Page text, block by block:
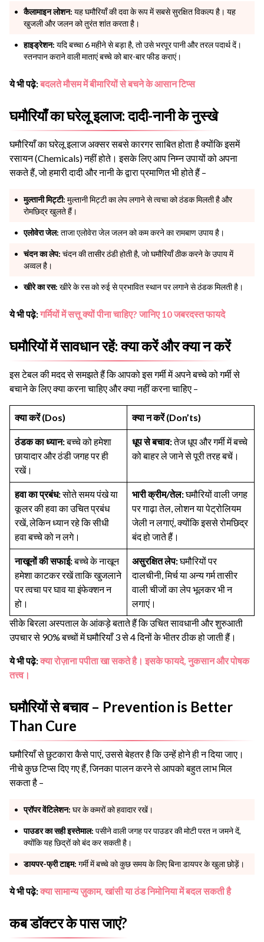
कैलामाइन लोशन: यह घमौरियाँ की दवा के रूप में सबसे सुरक्षित विकल्प है। यह
खुजली और जलन को तुरंत शांत करता है।
हाइड्रेशन: यदि बच्चा 6 महीने से बड़ा है, तो उसे भरपूर पानी और तरल पदार्थ दें।
स्तनपान कराने वाली माताएं बच्चे को बार-बार फीड कराएं।
ये भी पढ़े:बदलते मौसम में बीमारियों से बचने के आसान टिप्स
घमौरियाँ का घरेलू इलाज: दादी-नानी के नुस्खे
घमौरियाँ का घरेलू इलाज अक्सर सबसे कारगर साबित होता है क्योंकि इसमें
रसायन (Chemicals) नहीं होते। इसके लिए आप निम्न उपायों को अपना
सकते हैं, जो हमारी दादी और नानी के द्वारा प्रमाणित भी होते हैं –
मुल्तानी मिट्टी: मुल्तानी मिट्टी का लेप लगाने से त्वचा को ठंडक मिलती है और
रोमछिद्र खुलते हैं।
एलोवेरा जेल: ताजा एलोवेरा जेल जलन को कम करने का रामबाण उपाय है।
चंदन का लेप: चंदन की तासीर ठंडी होती है, जो घमौरियाँ ठीक करने के उपाय में
अव्वल है।
खीरे का रस: खीरे के रस को रुई से प्रभावित स्थान पर लगाने से ठंडक मिलती है।
ये भी पढ़े:गर्मियों में सत्तू क्यों पीना चाहिए? जानिए 10 जबरदस्त फायदे
घमौरियों में सावधान रहें: क्या करें और क्या न करें
इस टेबल की मदद से समझते हैं कि आपको इस गर्मी में अपने बच्चे को गर्मी से
बचाने के लिए क्या करना चाहिए और क्या नहीं करना चाहिए –
क्या करें (Dos) क्या न करें (Don’ts)
ठंडक का ध्यान:बच्चे को हमेशा
छायादार और ठंडी जगह पर ही
रखें।
धूप से बचाव:तेज धूप और गर्मी में बच्चे
को बाहर ले जाने से पूरी तरह बचें।
हवा का प्रबंध:सोते समय पंखे या
कूलर की हवा का उचित प्रबंध
रखें, लेकिन ध्यान रहे कि सीधी
हवा बच्चे को न लगे।
भारी क्रीम/तेल:घमौरियों वाली जगह
पर गाढ़ा तेल, लोशन या पेट्रोलियम
जेली न लगाएं, क्योंकि इससे रोमछिद्र
बंद हो जाते हैं।
नाखूनों की सफाई:बच्चे के नाखून
हमेशा काटकर रखें ताकि खुजलाने
पर त्वचा पर घाव या इंफेक्शन न
हो।
असुरक्षित लेप:घमौरियों पर
दालचीनी, मिर्च या अन्य गर्म तासीर
वाली चीजों का लेप भूलकर भी न
लगाएं।
सीके बिरला अस्पताल के आंकड़े बताते हैं कि उचित सावधानी और शुरुआती
उपचार से 90% बच्चों में घमौरियाँ 3 से 4 दिनों के भीतर ठीक हो जाती हैं।
ये भी पढ़े:क्या रोज़ाना पपीता खा सकते है। इसके फायदे, नुकसान और पोषक
तत्त्व।
घमौरियों से बचाव – Prevention is Better
Than Cure
घमौरियाँ से छुटकारा कैसे पाएं, उससे बेहतर है कि उन्हें होने ही न दिया जाए।
नीचे कुछ टिप्स दिए गए हैं, जिनका पालन करने से आपको बहुत लाभ मिल
सकता है –
प्रॉपर वेंटिलेशन: घर के कमरों को हवादार रखें।
पाउडर का सही इस्तेमाल: पसीने वाली जगह पर पाउडर की मोटी परत न जमने दें,
क्योंकि यह छिद्रों को बंद कर सकती है।
डायपर-फ्री टाइम: गर्मी में बच्चे को कुछ समय के लिए बिना डायपर के खुला छोड़ें।
ये भी पढ़े:क्या सामान्य ज़ुकाम, खांसी या ठंड निमोनिया में बदल सकती है
कब डॉक्टर के पास जाएं?